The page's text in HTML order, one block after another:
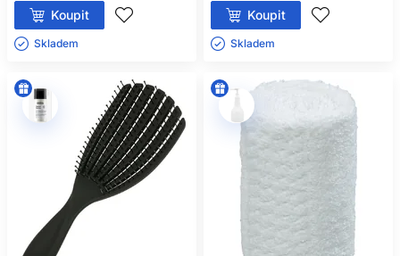
Koupit
Skladem ㅤ
Koupit
Skladem ㅤ